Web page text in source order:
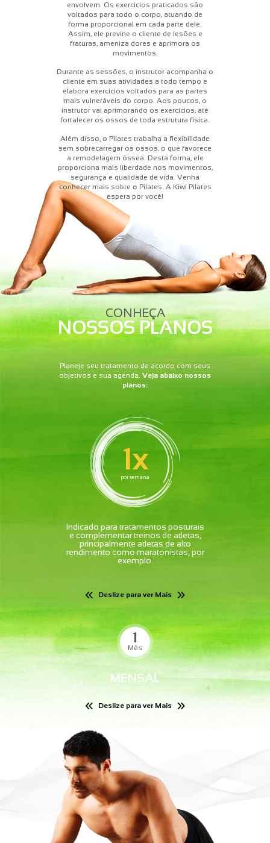
envolvem. Os exercícios praticados são
voltados para todo o corpo, atuando de
forma proporcional em cada parte dele.
Assim, ele previne o cliente de lesões e
fraturas, ameniza dores e aprimora os
movimentos.
Durante as sessões, o instrutor acompanha o
cliente em suas atividades a todo tempo e
elabora exercícios voltados para as partes
mais vulneráveis do corpo. Aos poucos, o
instrutor vai aprimorando os exercícios, até
fortalecer os ossos de toda estrutura física.
Além disso, o Pilates trabalha a flexibilidade
sem sobrecarregar os ossos, o que favorece
a remodelagem óssea. Desta forma, ele
proporciona mais liberdade nos movimentos,
segurança e qualidade de vida. Venha
conhecer mais sobre o Pilates. A Kiwi Pilates
espera por você!
CONHEÇA
NOSSOS PLANOS
Planeje seu tratamento de acordo com seus
objetivos e sua agenda. Veja abaixo nossos
planos:
1x
por semana
Indicado para tratamentos posturais
e complementar treinos de atletas,
principalmente atletas de alto
rendimento como maratonistas, por
exemplo.
Deslize para ver Mais
1
Mês
MENSAL
Deslize para ver Mais